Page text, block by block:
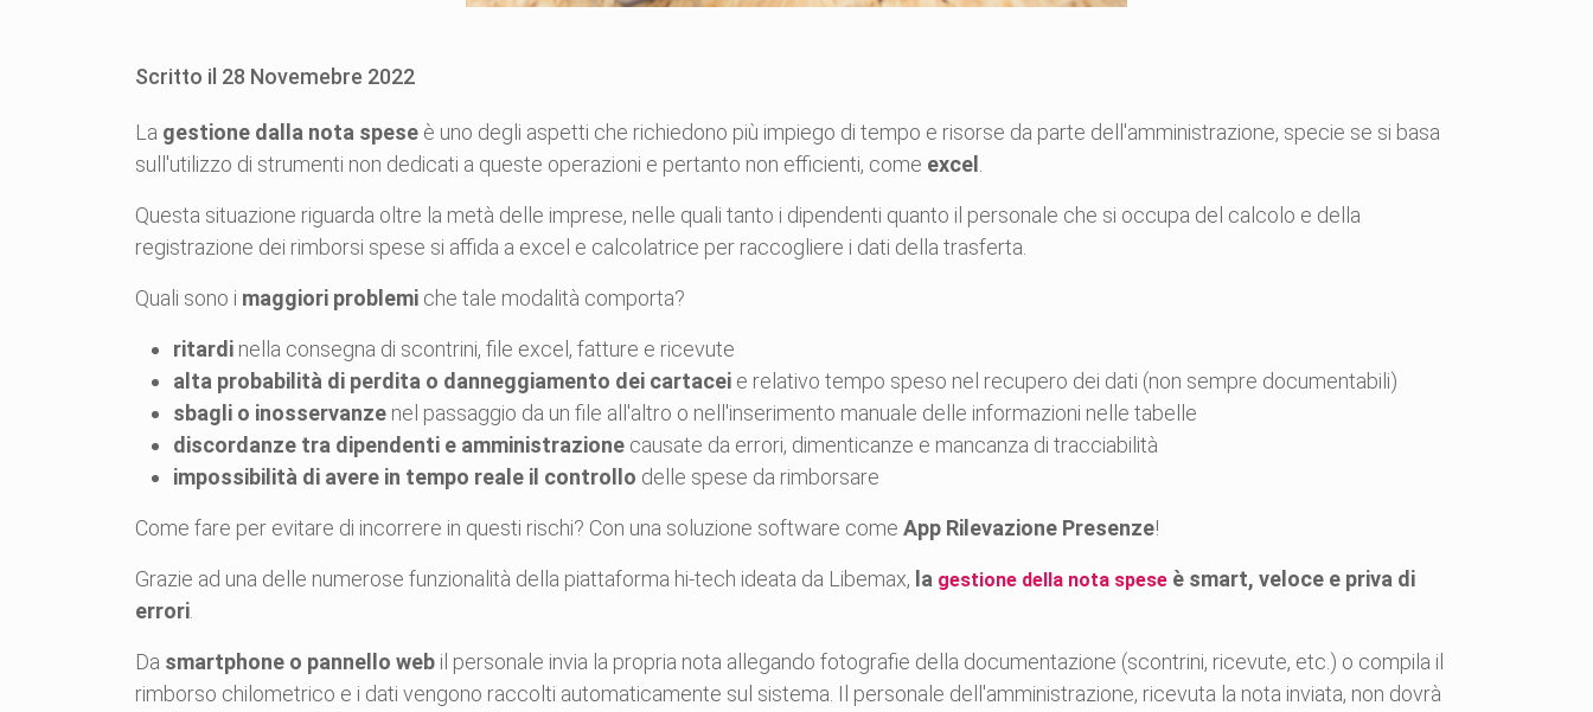
Scritto il 28 Novemebre 2022
La gestione dalla nota spese è uno degli aspetti che richiedono più impiego di tempo e risorse da parte dell'amministrazione, specie se si basa
sull'utilizzo di strumenti non dedicati a queste operazioni e pertanto non efficienti, come excel
Questa situazione riguarda oltre la metà delle imprese, nelle quali tanto i dipendenti quanto il personale che si occupa del calcolo e della
registrazione dei rimborsi spese si affida a excel e calcolatrice per raccogliere i dati della trasferta.
Quali sono i maggiori problemi che tale modalità comporta?
ritardi nella consegna di scontrini, file excel, fatture e ricevute
alta probabilità di perdita o danneggiamento dei cartacei e relativo tempo speso nel recupero dei dati (non sempre documentabili)
sbagli o inosservanze nel passaggio da un file all'altro o nell'inserimento manuale delle informazioni nelle tabelle
discordanze tra dipendenti e amministrazione causate da errori, dimenticanze e mancanza di tracciabilità
impossibilità di avere in tempo reale il controllo delle spese da rimborsare
Come fare per evitare di incorrere in questi rischi? Con una soluzione software come App Rilevazione Presenze!
Grazie ad una delle numerose funzionalità della piattaforma hi-tech ideata da Libemax, la gestione della nota spese è smart, veloce e priva di
errori
Da smartphone o pannello web il personale invia la propria nota allegando fotografie della documentazione (scontrini, ricevute, etc.) o compila il
rimborso chilometrico e i dati vengono raccolti automaticamente sul sistema. Il personale dell'amministrazione, ricevuta la nota inviata, non dovrà